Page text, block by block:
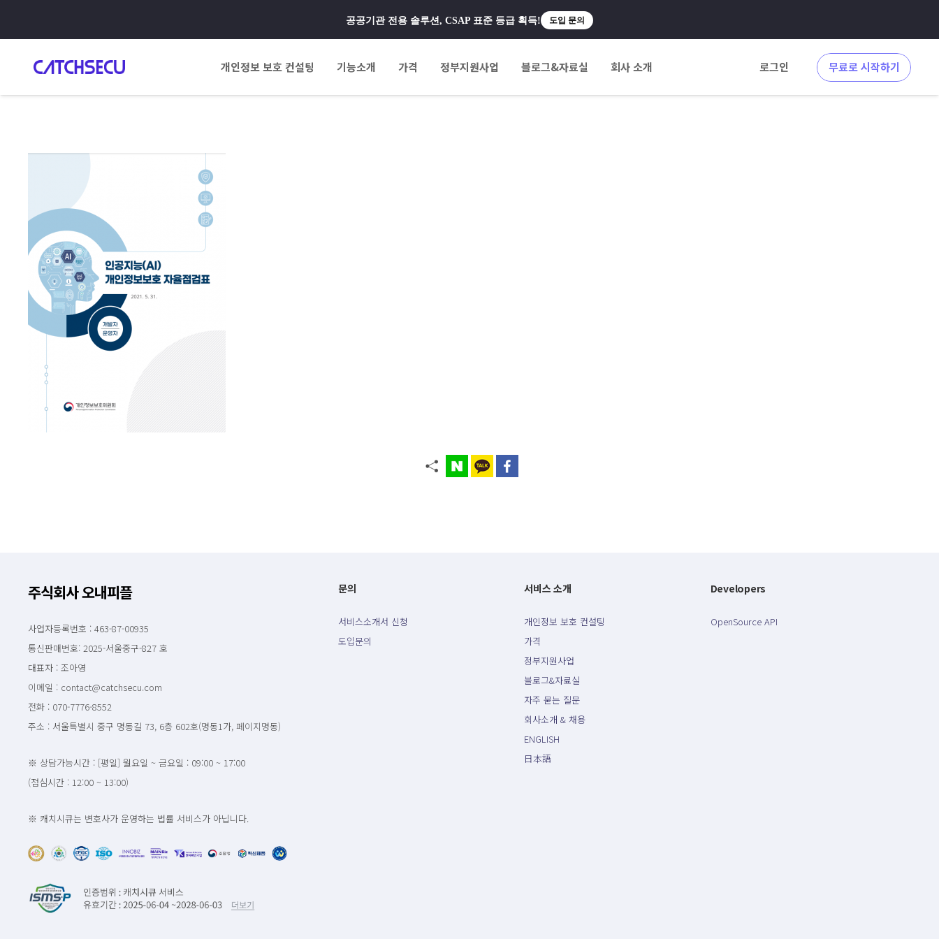
공공기관 전용 솔루션, CSAP 표준 등급 획득! 도입 문의
개인정보 보호 컨설팅 기능소개 가격 정부지원사업 블로그&자료실 회사 소개 로그인 무료로 시작하기
주식회사 오내피플
사업자등록번호 : 463-87-00935
통신판매번호: 2025-서울중구-827 호
대표자 : 조아영
이메일 : contact@catchsecu.com
전화 : 070-7776-8552
주소 : 서울특별시 중구 명동길 73, 6층 602호(명동1가, 페이지명동)
※ 상담가능시간 : [평일] 월요일 ~ 금요일 : 09:00 ~ 17:00
(점심시간 : 12:00 ~ 13:00)
※ 캐치시큐는 변호사가 운영하는 법률 서비스가 아닙니다.
문의
서비스소개서 신청
도입문의
서비스 소개
개인정보 보호 컨설팅
가격
정부지원사업
블로그&자료실
자주 묻는 질문
회사소개 & 채용
ENGLISH
日本語
Developers
OpenSource API